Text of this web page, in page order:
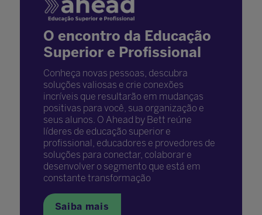
O encontro da Educação
Superior e Profissional
Conheça novas pessoas, descubra
soluções valiosas e crie conexões
incríveis que resultarão em mudanças
positivas para você, sua organização e
seus alunos. O Ahead by Bett reúne
líderes de educação superior e
profissional, educadores e provedores de
soluções para conectar, colaborar e
desenvolver o segmento que está em
constante transformação
Saiba mais